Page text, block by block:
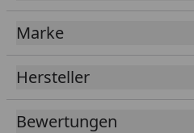
Somit kann die Temperatur
Material & Farbe
Farbe:
Marke
Hersteller
Bewertungen